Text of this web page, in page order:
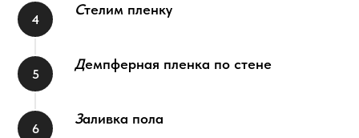
Стелим пленку
Демпферная пленка по стене
Заливка пола